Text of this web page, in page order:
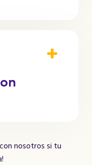
con nosotros si tu